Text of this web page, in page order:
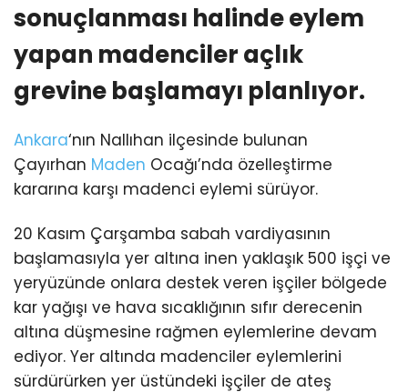
sonuçlanması halinde eylem
yapan madenciler açlık
grevine başlamayı planlıyor.
Ankara‘nın Nallıhan ilçesinde bulunan
Çayırhan Maden Ocağı’nda özelleştirme
kararına karşı madenci eylemi sürüyor.
20 Kasım Çarşamba sabah vardiyasının
başlamasıyla yer altına inen yaklaşık 500 işçi ve
yeryüzünde onlara destek veren işçiler bölgede
kar yağışı ve hava sıcaklığının sıfır derecenin
altına düşmesine rağmen eylemlerine devam
ediyor. Yer altında madenciler eylemlerini
sürdürürken yer üstündeki işçiler de ateş